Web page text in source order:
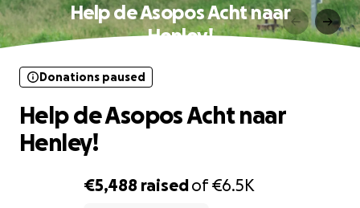
Help de Asopos Acht naar
Henley!
€5,488 raisedof€6.5K
Donations paused
Help de Asopos Acht naar
Henley!